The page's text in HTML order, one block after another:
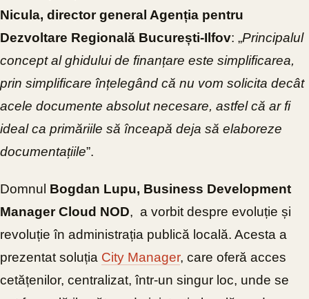
Nicula, director general Agenția pentru
Dezvoltare Regională București-Ilfov: „Principalul
concept al ghidului de finanțare este simplificarea,
prin simplificare înțelegând că nu vom solicita decât
acele documente absolut necesare, astfel că ar fi
ideal ca primăriile să înceapă deja să elaboreze
documentațiile”.
Domnul Bogdan Lupu, Business Development
Manager Cloud NOD, a vorbit despre evoluție și
revoluție în administrația publică locală. Acesta a
prezentat soluția City Manager, care oferă acces
cetățenilor, centralizat, într-un singur loc, unde se